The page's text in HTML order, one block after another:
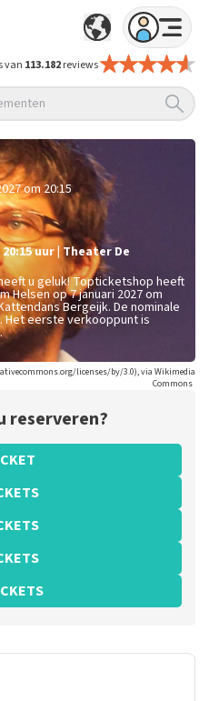
van 113.182reviews
om 20:15
uur Theater De
u geluk! Topticketshop heeft
Helsen op 7 januari 2027 om
Bergeijk. De nominale
. Het eerste verkooppunt is
licenses/by/3.0), via Wikimedia
Commons
reserveren?